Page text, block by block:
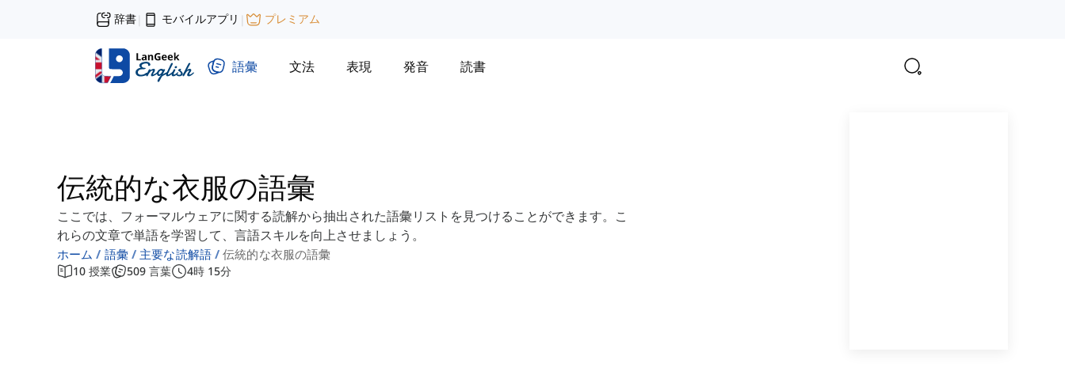
辞書| モバイルアプリ | プレミアム
語彙 文法 表現 発音 読書
伝統的な衣服の語彙
ここでは、フォーマルウェアに関する読解から抽出された語彙リストを見つけることができます。こ
れらの文章で単語を学習して、言語スキルを向上させましょう。
ホーム 語彙 主要な読解語 伝統的な衣服の語彙
10 授業 509 言葉 4時 15分